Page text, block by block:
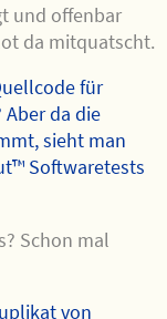
und offenbar
da mitquatscht.
für
da die
sieht man
Softwaretests
Schon mal
von